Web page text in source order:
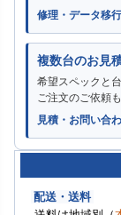
修理・データ移
複数台のお見
希望スペックと
ご注文のご依頼
見積・お問い合
配送・送料